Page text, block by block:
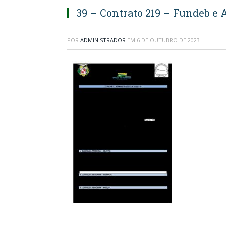
39 – Contrato 219 – Fundeb e
POR ADMINISTRADOR EM 6 DE OUTUBRO DE 2023